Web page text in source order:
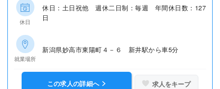
休日
休日：土日祝他 週休二日制：毎週 年間休日数：127
日
就業場所
新潟県妙高市東陽町４－６ 新井駅から車5分
この求人の詳細へ 求人をキープ